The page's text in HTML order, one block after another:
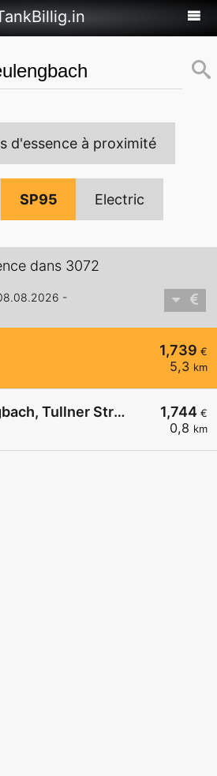
d'essence à proximité
SP95 Electric
dans 3072
-
1,739 €
5,3 km
1,744 €
0,8 km
AVANTI - Neulengbach, Tullner Straße 1b